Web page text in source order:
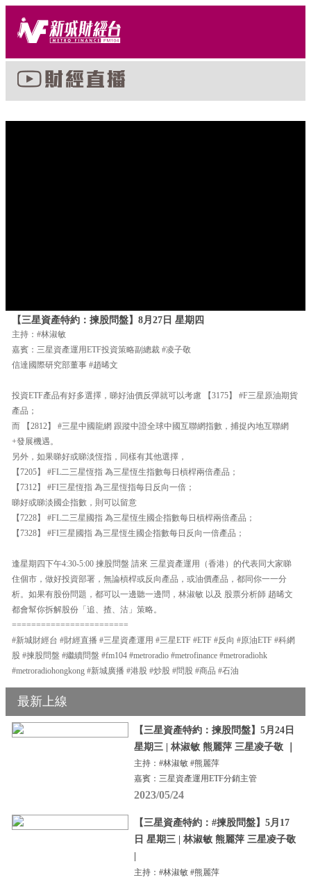
【三星資產特約：揀股問盤】8月27日 星期四
主持：#林淑敏
嘉賓：三星資產運用ETF投資策略副總裁 #凌子敬
信達國際研究部董事 #趙晞文
投資ETF產品有好多選擇，睇好油價反彈就可以考慮 【3175】 #F三星原油期貨
產品；
而 【2812】 #三星中國龍網 跟蹤中證全球中國互聯網指數，捕捉內地互聯網
+發展機遇。
另外，如果睇好或睇淡恆指，同樣有其他選擇，
【7205】 #FL二三星恆指 為三星恆生指數每日槓桿兩倍產品；
【7312】 #FI三星恆指 為三星恆指每日反向一倍；
睇好或睇淡國企指數，則可以留意
【7228】 #FL二三星國指 為三星恆生國企指數每日槓桿兩倍產品；
【7328】 #FI三星國指 為三星恆生國企指數每日反向一倍產品；
逢星期四下午4:30-5:00 揀股問盤 請來 三星資產運用（香港）的代表同大家睇
住個市，做好投資部署，無論槓桿或反向產品，或油價產品，都同你一一分
析。如果有股份問題，都可以一邊聽一邊問，林淑敏 以及 股票分析師 趙晞文
都會幫你拆解股份「追、揸、沽」策略。
========================
#新城財經台 #財經直播 #三星資產運用 #三星ETF #ETF #反向 #原油ETF #科網
股 #揀股問盤 #繼續問盤 #fm104 #metroradio #metrofinance #metroradiohk
#metroradiohongkong #新城廣播 #港股 #炒股 #問股 #商品 #石油
最新上線
【三星資產特約：揀股問盤】5月24日
星期三 | 林淑敏 熊麗萍 三星凌子敬 ｜
主持：#林淑敏 #熊麗萍
嘉賓：三星資產運用ETF分銷主管
2023/05/24
【三星資產特約：#揀股問盤】5月17
日 星期三 | 林淑敏 熊麗萍 三星凌子敬
主持：#林淑敏 #熊麗萍